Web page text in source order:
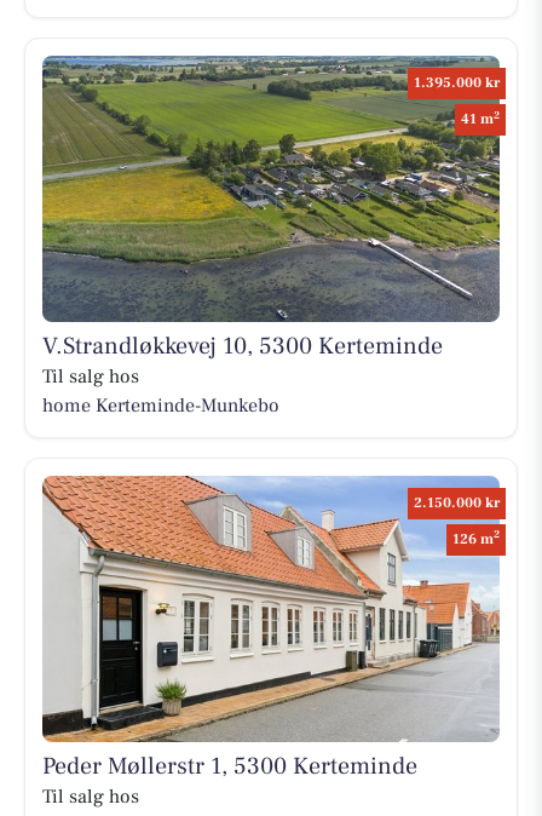
1.395.000 kr
41 m2
V.Strandløkkevej 10, 5300 Kerteminde
Til salg hos
home Kerteminde-Munkebo
2.150.000 kr
126 m2
Peder Møllerstr 1, 5300 Kerteminde
Til salg hos